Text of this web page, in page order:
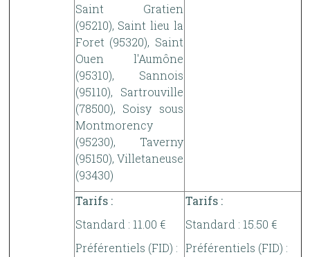
Saint Gratien
(95210), Saint lieu la
Foret (95320), Saint
Ouen l'Aumône
(95310), Sannois
(95110), Sartrouville
(78500), Soisy sous
Montmorency
(95230), Taverny
(95150), Villetaneuse
(93430)
Tarifs :
Standard : 11.00 €
Préférentiels (FID) :
Tarifs :
Standard : 15.50 €
Préférentiels (FID) :